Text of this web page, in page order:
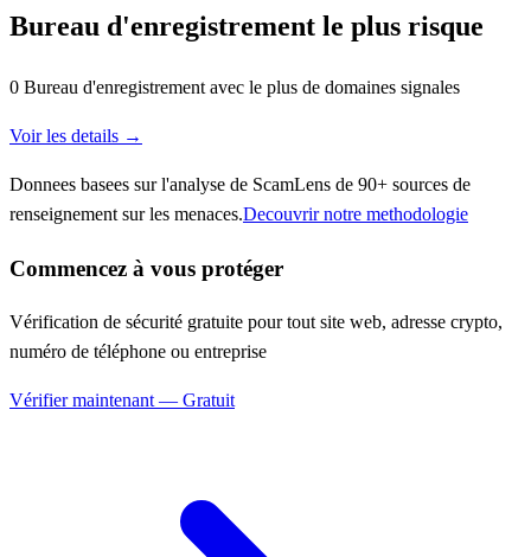
Bureau d'enregistrement le plus risque
0 Bureau d'enregistrement avec le plus de domaines signales
Voir les details →
Donnees basees sur l'analyse de ScamLens de 90+ sources de
renseignement sur les menaces.Decouvrir notre methodologie
Commencez à vous protéger
Vérification de sécurité gratuite pour tout site web, adresse crypto,
numéro de téléphone ou entreprise
Vérifier maintenant — Gratuit